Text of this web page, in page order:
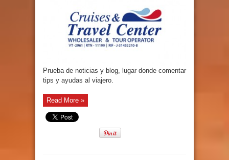
Prueba de noticias y blog, lugar donde comentar
tips y ayudas al viajero.
Read More »